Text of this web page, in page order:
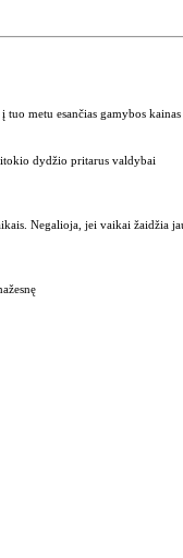
tuo metu esančias gamybos kainas
dydžio pritarus valdybai
Negalioja, jei vaikai žaidžia